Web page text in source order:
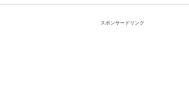
スポンサードリンク